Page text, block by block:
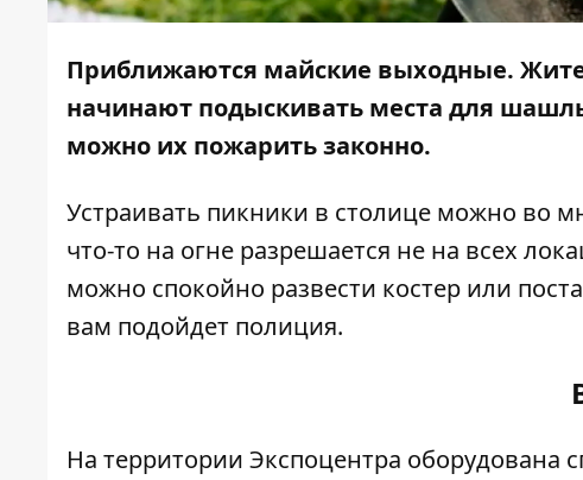
Приближаются майские выходные.
начинают подыскивать места для
можно их пожарить законно.
Устраивать пикники в столице можно во
что-то на огне разрешается не на всех
можно спокойно развести костер или
вам подойдет полиция.
На территории Экспоцентра оборудована